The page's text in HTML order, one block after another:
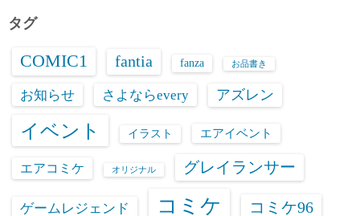
ブ
タグ
COMIC1 fantia fanza お品書き
お知らせ さよならevery アズレン
イベント イラスト エアイベント
エアコミケ オリジナル グレイランサー
ゲームレジェンド コミケ コミケ96